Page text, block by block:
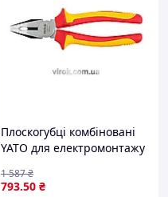
Плоскогубці комбіновані
YATO для електромонтажу
роботи з електрикою
793.50 ₴
1 587₴